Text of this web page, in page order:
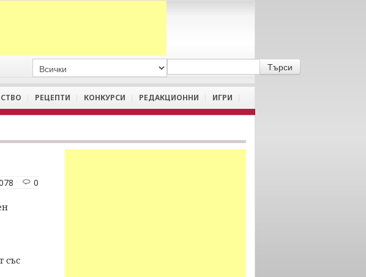
РЕЦЕПТИ КОНКУРСИ РЕДАКЦИОННИ ИГРИ
0
със